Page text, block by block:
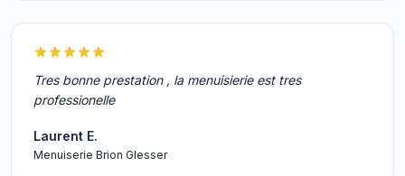
Tres bonne prestation , la menuisierie est tres
professionelle
Laurent E.
Menuiserie Brion Glesser